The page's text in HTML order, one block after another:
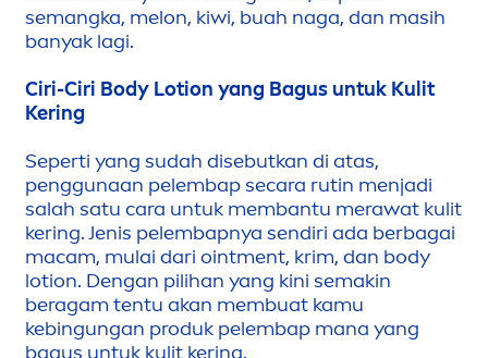
semangka, melon, kiwi, buah naga, dan masih
banyak lagi.
Ciri-Ciri Body Lotion yang Bagus untuk Kulit
Kering
Seperti yang sudah disebutkan di atas,
penggunaan pelembap secara rutin menjadi
salah satu cara untuk membantu merawat kulit
kering. Jenis pelembapnya sendiri ada berbagai
macam, mulai dari ointment, krim, dan body
lotion. Dengan pilihan yang kini semakin
beragam tentu akan membuat kamu
kebingungan produk pelembap mana yang
bagus untuk kulit kering.